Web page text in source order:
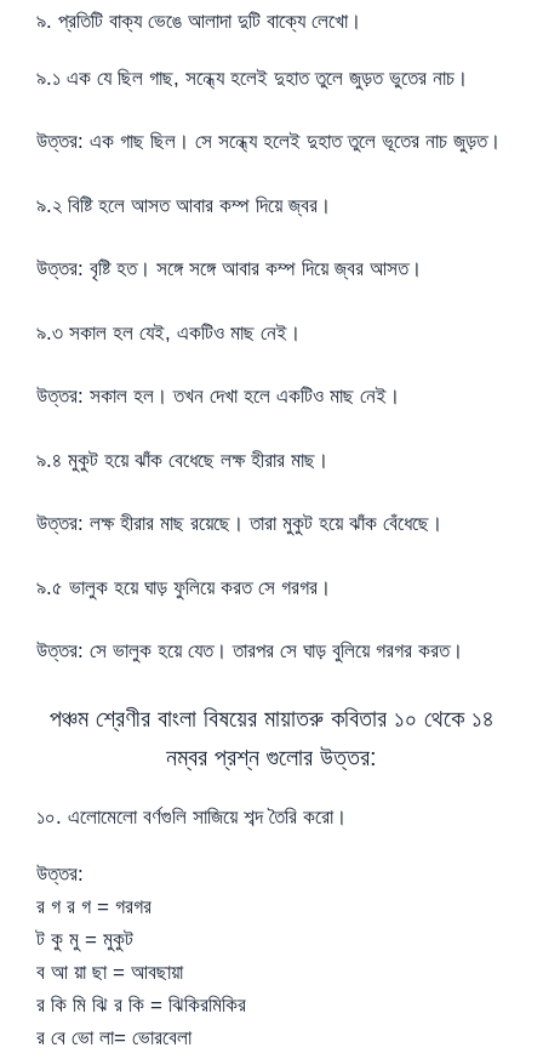
৯. প্রতিটি বাক্য ভেঙে আলাদা দুটি বাক্যে লেখো।
৯.১ এক যে ছিল গাছ, সন্ধ্যে হলেই দুহাত তুলে জুড়ত ভুতের নাচ।
উত্তর: এক গাছ ছিল। সে সন্ধ্যে হলেই দুহাত তুলে ভূতের নাচ জুড়ত।
৯.২ বিষ্টি হলে আসত আবার কম্প দিয়ে জ্বর।
উত্তর: বৃষ্টি হত। সঙ্গে সঙ্গে আবার কম্প দিয়ে জ্বর আসত।
৯.৩ সকাল হল যেই, একটিও মাছ নেই।
উত্তর: সকাল হল। তখন দেখা হলে একটিও মাছ নেই।
৯.৪ মুকুট হয়ে ঝাঁক বেধেছে লক্ষ হীরার মাছ।
উত্তর: লক্ষ হীরার মাছ রয়েছে। তারা মুকুট হয়ে ঝাঁক বেঁধেছে।
৯.৫ ভালুক হয়ে ঘাড় ফুলিয়ে করত সে গরগর।
উত্তর: সে ভালুক হয়ে যেত। তারপর সে ঘাড় বুলিয়ে গরগর করত।
পঞ্চম শ্রেণীর বাংলা বিষয়ের মায়াতরু কবিতার ১০ থেকে ১৪
নম্বর প্রশ্ন গুলোর উত্তর:
১০. এলোমেলো বর্ণগুলি সাজিয়ে শব্দ তৈরি করো।
উত্তর:
র গ র গ = গরগর
ট কু মু = মুকুট
ব আ য়া ছা = আবছায়া
র কি মি ঝি র কি = ঝিকিরমিকির
র বে ভো লা= ভোরবেলা